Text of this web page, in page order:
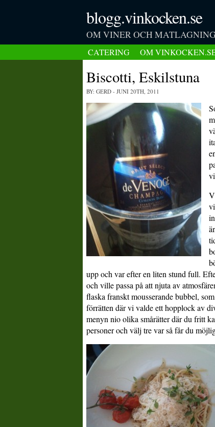
blogg.vinkocken.se
OM VINER OCH
CATERING OM
Biscotti, Eskilstuna
BY: GERD - JUNI 20TH, 2011
upp och var efter en liten stund full.
och ville passa på att njuta av
flaska franskt mousserande bubbel,
förrätten där vi valde ett hopplock av
menyn nio olika smårätter där du fritt
personer och välj tre var så får du